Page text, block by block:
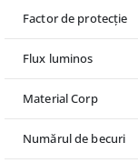
Factor de protecție
Flux luminos
Material Corp
Numărul de becuri